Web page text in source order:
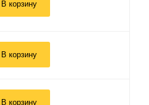
В корзину
В корзину
В корзину